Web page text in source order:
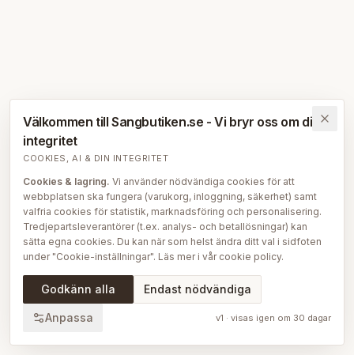
Välkommen till Sangbutiken.se - Vi bryr oss om din
integritet
COOKIES, AI & DIN INTEGRITET
Cookies & lagring. Vi använder nödvändiga cookies för att
webbplatsen ska fungera (varukorg, inloggning, säkerhet) samt
valfria cookies för statistik, marknadsföring och personalisering.
Tredjepartsleverantörer (t.ex. analys- och betallösningar) kan
sätta egna cookies. Du kan när som helst ändra ditt val i sidfoten
under "Cookie-inställningar". Läs mer i vår cookie policy.
AI på Sängbutiken.För att ge dig en bättre upplevelse använder
vi delvis AI-teknik — bl.a. för smartare sök- och
att skapa, översätta och redigera delar av vårt redaktionella
Godkänn alla Endast nödvändiga
Anpassa v1 · visas igen om 30 dagar